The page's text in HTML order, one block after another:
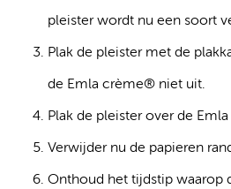
pleister wordt nu een soort
Plak de pleister met de
de Emla crème® niet uit.
Plak de pleister over de
Verwijder nu de papieren
Onthoud het tijdstip waarop